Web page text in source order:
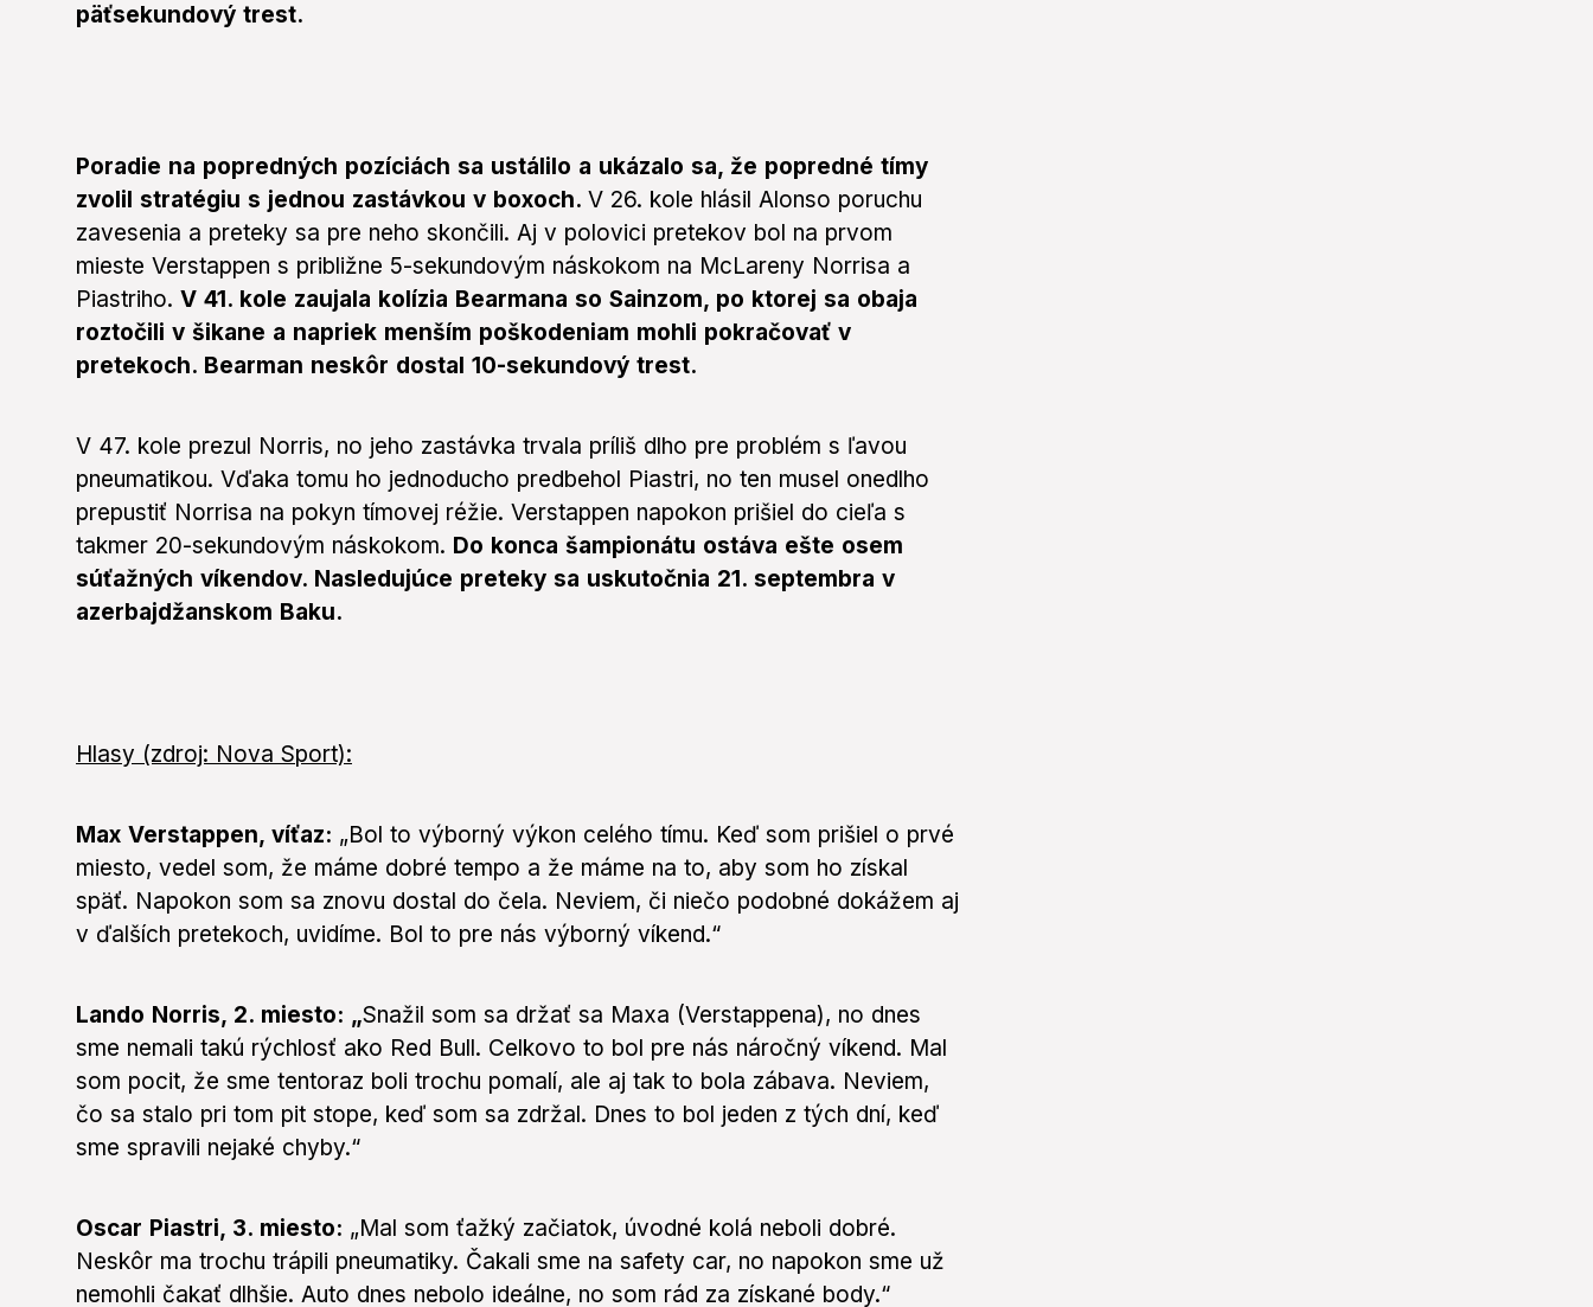
päťsekundový trest.
Poradie na popredných pozíciách sa ustálilo a ukázalo sa, že popredné tímy
zvolil stratégiu s jednou zastávkou v boxoch. V 26. kole hlásil Alonso poruchu
zavesenia a preteky sa pre neho skončili. Aj v polovici pretekov bol na prvom
mieste Verstappen s približne 5-sekundovým náskokom na McLareny Norrisa a
Piastriho. V 41. kole zaujala kolízia Bearmana so Sainzom, po ktorej sa obaja
roztočili v šikane a napriek menším poškodeniam mohli pokračovať v
pretekoch. Bearman neskôr dostal 10-sekundový trest.
V 47. kole prezul Norris, no jeho zastávka trvala príliš dlho pre problém s ľavou
pneumatikou. Vďaka tomu ho jednoducho predbehol Piastri, no ten musel onedlho
prepustiť Norrisa na pokyn tímovej réžie. Verstappen napokon prišiel do cieľa s
takmer 20-sekundovým náskokom. Do konca šampionátu ostáva ešte osem
súťažných víkendov. Nasledujúce preteky sa uskutočnia 21. septembra v
azerbajdžanskom Baku.
Hlasy (zdroj: Nova Sport):
Max Verstappen, víťaz: „Bol to výborný výkon celého tímu. Keď som prišiel o prvé
miesto, vedel som, že máme dobré tempo a že máme na to, aby som ho získal
späť. Napokon som sa znovu dostal do čela. Neviem, či niečo podobné dokážem aj
v ďalších pretekoch, uvidíme. Bol to pre nás výborný víkend.“
Lando Norris, 2. miesto: „Snažil som sa držať sa Maxa (Verstappena), no dnes
sme nemali takú rýchlosť ako Red Bull. Celkovo to bol pre nás náročný víkend. Mal
som pocit, že sme tentoraz boli trochu pomalí, ale aj tak to bola zábava. Neviem,
čo sa stalo pri tom pit stope, keď som sa zdržal. Dnes to bol jeden z tých dní, keď
sme spravili nejaké chyby.“
Oscar Piastri, 3. miesto: „Mal som ťažký začiatok, úvodné kolá neboli dobré.
Neskôr ma trochu trápili pneumatiky. Čakali sme na safety car, no napokon sme už
nemohli čakať dlhšie. Auto dnes nebolo ideálne, no som rád za získané body.“